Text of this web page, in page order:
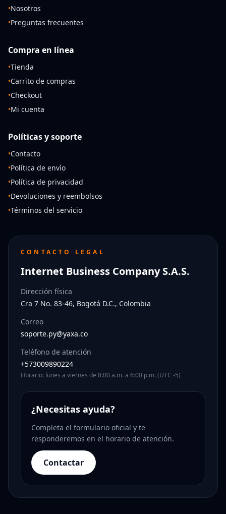
•Nosotros
•Preguntas frecuentes
Compra en línea
•Tienda
•Carrito de compras
•Checkout
•Mi cuenta
Políticas y soporte
•Contacto
•Política de envío
•Política de privacidad
•Devoluciones y reembolsos
•Términos del servicio
CONTACTO LEGAL
Internet Business Company S.A.S.
Dirección física
Cra 7 No. 83-46, Bogotá D.C., Colombia
Correo
soporte.py@yaxa.co
Teléfono de atención
+573009890224
Horario: lunes a viernes de 8:00 a.m. a 6:00 p.m. (UTC -5)
¿Necesitas ayuda?
Completa el formulario oficial y te
responderemos en el horario de atención.
Contactar